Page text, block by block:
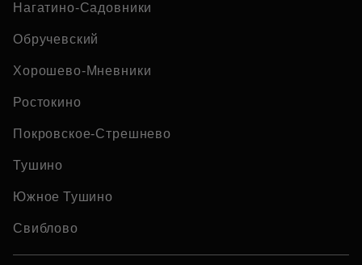
Нагатино-Садовники
Обручевский
Хорошево-Мневники
Ростокино
Покровское-Стрешнево
Тушино
Южное Тушино
Свиблово